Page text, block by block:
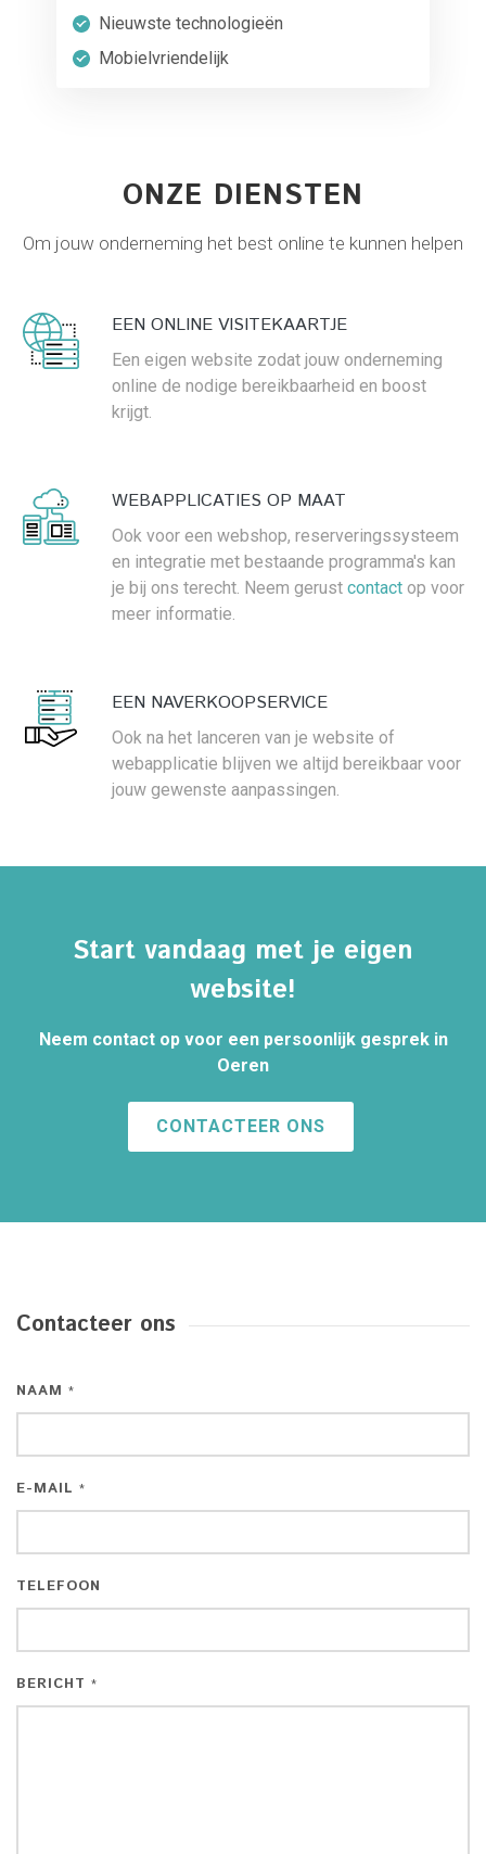
Nieuwste technologieën
Mobielvriendelijk
ONZE DIENSTEN
Om jouw onderneming het best online te kunnen helpen
EEN ONLINE VISITEKAARTJE
Een eigen website zodat jouw onderneming
online de nodige bereikbaarheid en boost
krijgt.
WEBAPPLICATIES OP MAAT
Ook voor een webshop, reserveringssysteem
en integratie met bestaande programma's kan
je bij ons terecht. Neem gerust contact op voor
meer informatie.
EEN NAVERKOOPSERVICE
Ook na het lanceren van je website of
webapplicatie blijven we altijd bereikbaar voor
jouw gewenste aanpassingen.
Start vandaag met je eigen
website!
Neem contact op voor een persoonlijk gesprek in
Oeren
CONTACTEER ONS
Contacteer ons
NAAM *
E-MAIL *
TELEFOON
BERICHT *